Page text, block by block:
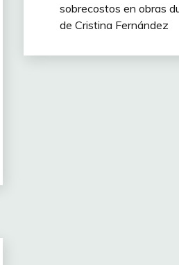
sobrecostos en obras
de Cristina Fernández